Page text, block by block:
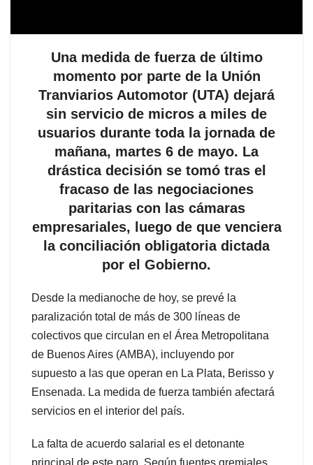
Una medida de fuerza de último
momento por parte de la Unión
Tranviarios Automotor (UTA) dejará
sin servicio de micros a miles de
usuarios durante toda la jornada de
mañana, martes 6 de mayo. La
drástica decisión se tomó tras el
fracaso de las negociaciones
paritarias con las cámaras
empresariales, luego de que venciera
la conciliación obligatoria dictada
por el Gobierno.
Desde la medianoche de hoy, se prevé la
paralización total de más de 300 líneas de
colectivos que circulan en el Área Metropolitana
de Buenos Aires (AMBA), incluyendo por
supuesto a las que operan en La Plata, Berisso y
Ensenada. La medida de fuerza también afectará
servicios en el interior del país.
La falta de acuerdo salarial es el detonante
principal de este paro. Según fuentes gremiales,